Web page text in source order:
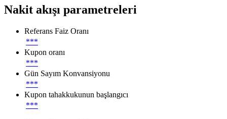
Nakit akışı parametreleri
Referans Faiz Oranı
***
Kupon oranı
***
Gün Sayım Konvansiyonu
***
Kupon tahakkukunun başlangıcı
***